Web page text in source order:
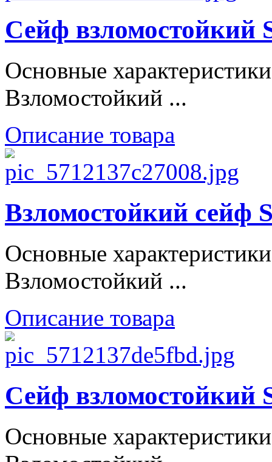
Сейф взломостойкий
Основные
Взломостойкий ...
Описание товара
Взломостойкий сейф
Основные
Взломостойкий ...
Описание товара
Сейф взломостойкий
Основные